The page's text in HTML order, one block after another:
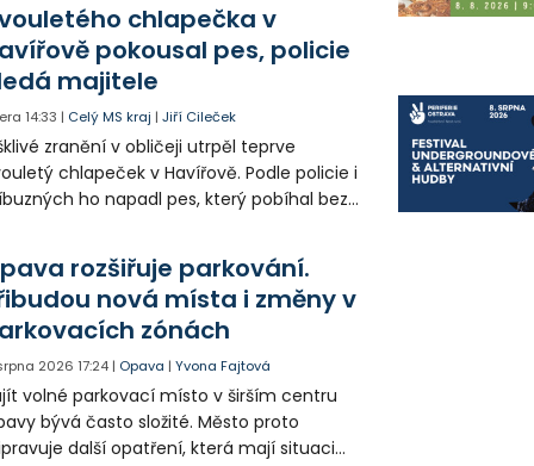
chlapečka v
pokousal pes, policie
majitele
14:33 | Celý MS kraj |Jiří Cileček
zranění v obličeji utrpěl teprve
chlapeček v Havířově. Podle policie i
ho napadl pes, který pobíhal bez
psa hledá.
rozšiřuje parkování.
nová místa i změny v
zónách
2026 17:24 | Opava |Yvona Fajtová
volné parkovací místo v širším centru
bývá často složité. Město proto
další opatření, která mají situaci